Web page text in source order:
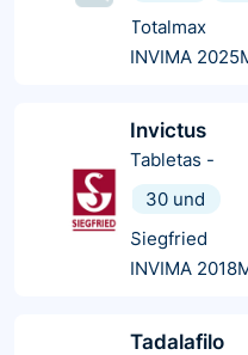
Totalmax
INVIMA
Invictus
Tabletas -
30 und
Siegfried
INVIMA
Tadalafilo